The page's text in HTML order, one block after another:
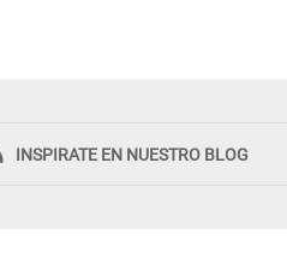
INSPIRATE EN NUESTRO BLOG